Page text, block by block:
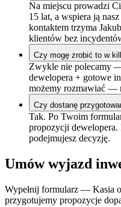
Na miejscu prowadzi
15 lat, a wspiera ją
kontaktem trzyma
klientów bez
Czy mogę zrobić to w
Zwykle nie polecamy
dewelopera + gotowe
możemy rozmawiać —
Czy dostanę
Tak. Po Twoim
propozycji dewelopera.
podejmujesz decyzję.
Umów wyjazd
Wypełnij formularz — Kasia
przygotujemy propozycje